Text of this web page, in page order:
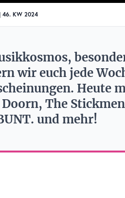
46. KW 2024
wir euch jede
Heute
The
und mehr!